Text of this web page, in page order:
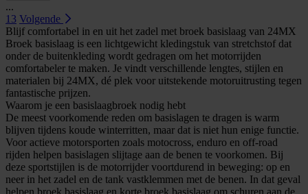
...
13 Volgende
Blijf comfortabel in en uit het zadel met broek basislaag van 24MX
Broek basislaag is een lichtgewicht kledingstuk van stretchstof dat
onder de buitenkleding wordt gedragen om het motorrijden
comfortabeler te maken. Je vindt verschillende lengtes, stijlen en
materialen bij 24MX, dé plek voor uitstekende motoruitrusting tegen
fantastische prijzen.
Waarom je een basislaagbroek nodig hebt
De meest voorkomende reden om basislagen te dragen is warm
blijven tijdens koude winterritten, maar dat is niet hun enige functie.
Voor actieve motorsporten zoals motocross, enduro en off-road
rijden helpen basislagen slijtage aan de benen te voorkomen. Bij
deze sportstijlen is de motorrijder voortdurend in beweging: op en
neer in het zadel en de tank vastklemmen met de benen. In dat geval